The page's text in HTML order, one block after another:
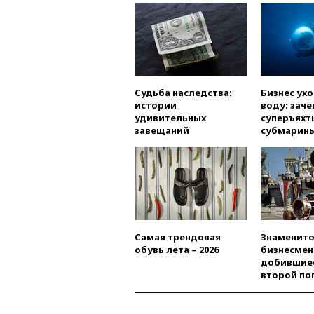
Судьба наследства:
истории
удивительных
завещаний
Бизнес
воду:
Самая трендовая
обувь лета – 2026
второй